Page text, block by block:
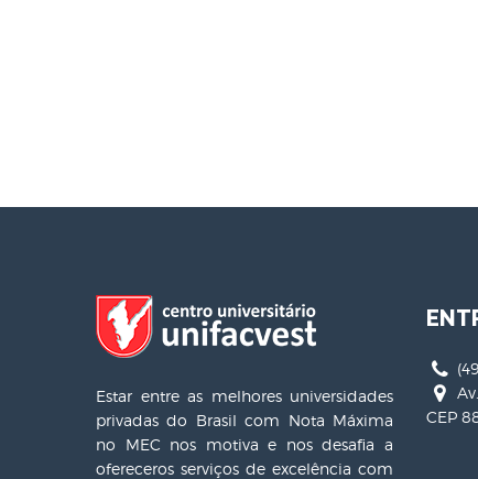
Estar entre as melhores universidades
privadas do Brasil com Nota Máxima
no MEC nos motiva e nos desafia a
ofereceros serviços de excelência com
CEP